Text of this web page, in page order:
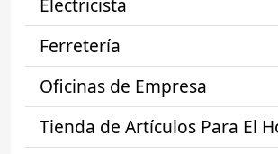
Electricista
Ferretería
Oficinas de Empresa
Tienda de Artículos Para El